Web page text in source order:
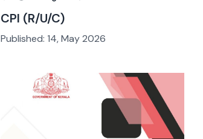
CPI (R/U/C)
Published: 14, May 2026